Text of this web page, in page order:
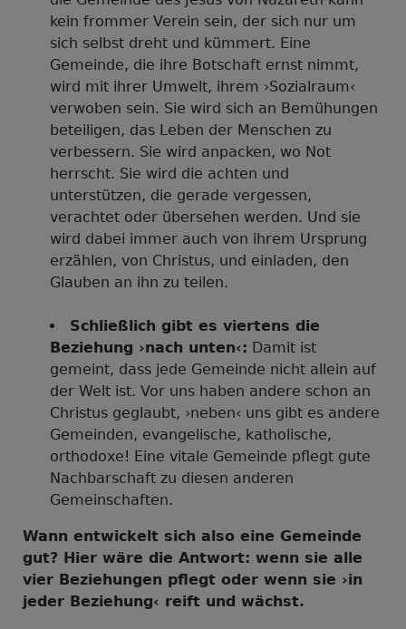
kein frommer Verein sein, der sich nur um
sich selbst dreht und kümmert. Eine
Gemeinde, die ihre Botschaft ernst nimmt,
wird mit ihrer Umwelt, ihrem ›Sozialraum‹
verwoben sein. Sie wird sich an Bemühungen
beteiligen, das Leben der Menschen zu
verbessern. Sie wird anpacken, wo Not
herrscht. Sie wird die achten und
unterstützen, die gerade vergessen,
verachtet oder übersehen werden. Und sie
wird dabei immer auch von ihrem Ursprung
erzählen, von Christus, und einladen, den
Glauben an ihn zu teilen.
Schließlich gibt es viertens die
Beziehung ›nach unten‹: Damit ist
gemeint, dass jede Gemeinde nicht allein auf
der Welt ist. Vor uns haben andere schon an
Christus geglaubt, ›neben‹ uns gibt es andere
Gemeinden, evangelische, katholische,
orthodoxe! Eine vitale Gemeinde pflegt gute
Nachbarschaft zu diesen anderen
Gemeinschaften.
Wann entwickelt sich also eine Gemeinde
gut? Hier wäre die Antwort: wenn sie alle
vier Beziehungen pflegt oder wenn sie ›in
jeder Beziehung‹ reift und wächst.